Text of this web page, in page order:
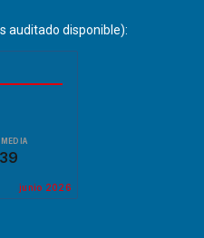
auditado disponible):